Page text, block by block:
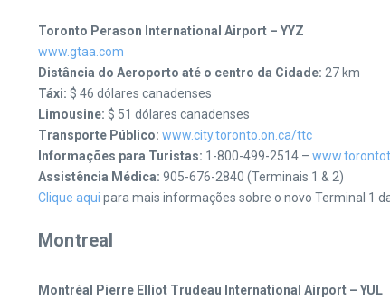
Toronto Perason International Airport – YYZ
www.gtaa.com
Distância do Aeroporto até o centro da Cidade: 27 km
Táxi: $ 46 dólares canadenses
Limousine: $ 51 dólares canadenses
Transporte Público: www.city.toronto.on.ca/ttc
Informações para Turistas: 1-800-499-2514 –
Assistência Médica: 905-676-2840 (Terminais 1 & 2)
Clique aqui para mais informações sobre o novo Terminal 1
Montreal
Montréal Pierre Elliot Trudeau International Airport – YUL